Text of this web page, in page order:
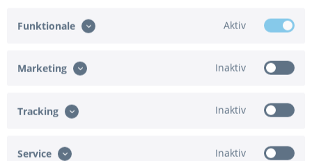
6,95 € *
Merken
Funktionale Aktiv
Marketing Inaktiv
Tracking Inaktiv
Service Inaktiv